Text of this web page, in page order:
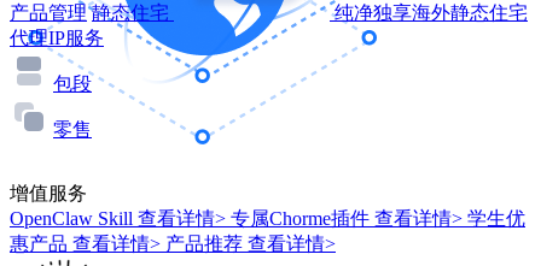
产品管理 静态住宅
纯净独享海外静态住宅
代理IP服务
包段
零售
增值服务
OpenClaw Skill 查看详情> 专属Chorme插件 查看详情> 学生优
惠产品 查看详情> 产品推荐 查看详情>